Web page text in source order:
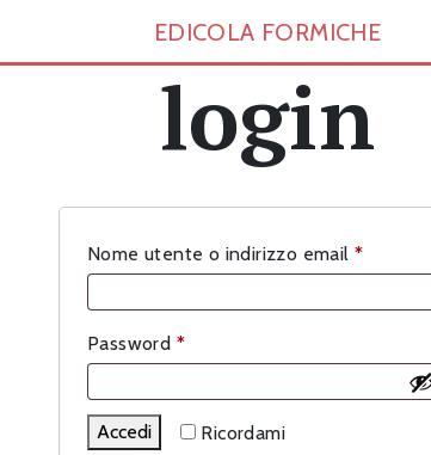
EDICOLA FORMICHE
login
Nome utente o indirizzo email *Richiesto
Password *Richiesto
Ricordami
Accedi